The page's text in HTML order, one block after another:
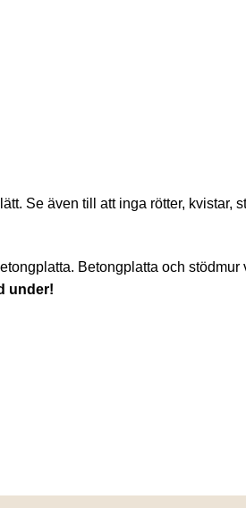
Se även till att inga rötter,
Betongplatta och
under!